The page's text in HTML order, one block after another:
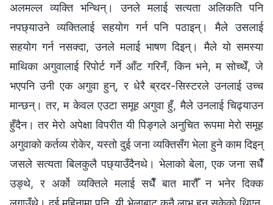
अलमल्ल व्यक्ति भन्थिन्। उनले मलाई सत्यता अलिकति पनि
नपछ्याउने व्यक्तिलाई सहयोग गर्न पनि पठाइन्। मैले उसलाई
सहयोग गर्न नसक्दा, उनले मलाई भाषण दिइन्। मैले यो समस्या
माथिका अगुवालाई रिपोर्ट गर्ने आँट गरिनँ, किन भने, म सोच्थेँ, जे
भएपनि उनी एक अगुवा हुन्, र धेरै ब्रदर-सिस्टरले उनलाई उच्च
मान्छन्। तर, म केवल एउटा समूह अगुवा हुँ, मैले उनलाई चिढ्याउन
हुँदैन। तर मेरो अपेक्षा विपरीत यी पिङ्गले अनुचित रूपमा मेरो समूह
अगुवाको कर्तव्य रोकेर, यस्तो दुई जना व्यक्तिसँग भेला हुने काम दिइन्
जसले सत्यता बिलकुलै पछ्याउँदैनथे। भेलाको बेला, एक जना सधैँ
उङ्थे, र अर्को व्यक्तिले मलाई सधैँ बात मारौँ न भनेर दिक्क